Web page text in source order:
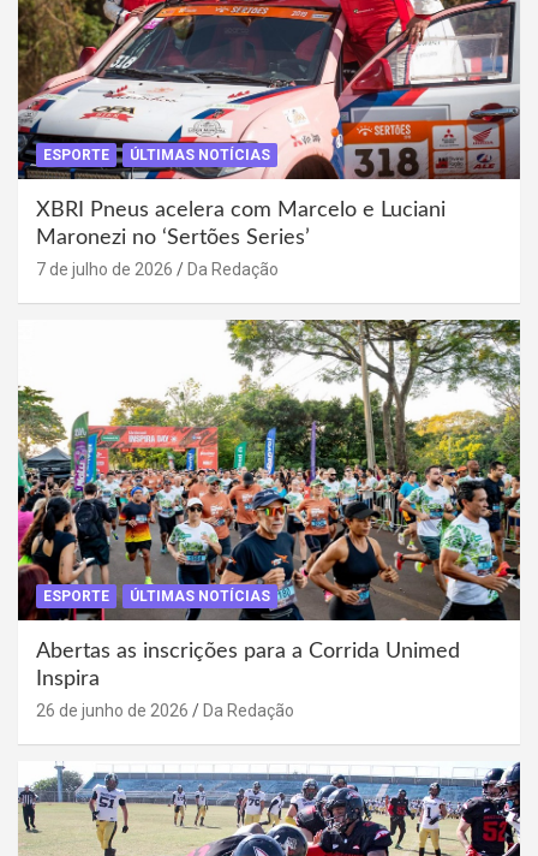
ESPORTE ÚLTIMAS NOTÍCIAS
XBRI Pneus acelera com Marcelo e Luciani
Maronezi no ‘Sertões Series’
7 de julho de 2026 Da Redação
ESPORTE ÚLTIMAS NOTÍCIAS
Abertas as inscrições para a Corrida Unimed
Inspira
26 de junho de 2026 Da Redação